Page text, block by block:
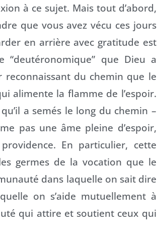
à ce sujet. Mais tout d’abord,
que vous avez vécu ces jours
en arrière avec gratitude est
“deutéronomique” que Dieu a
reconnaissant du chemin que le
alimente la flamme de l’espoir.
a semés le long du chemin –
pas une âme pleine d’espoir,
En particulier, cette
germes de la vocation que le
dans laquelle on sait dire
on s’aide mutuellement à
qui attire et soutient ceux qui